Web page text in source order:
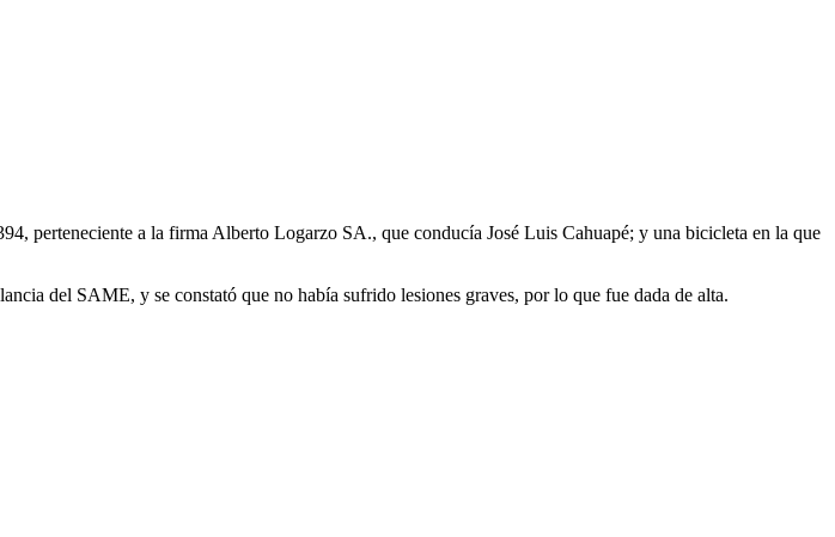
perteneciente a la firma Alberto Logarzo SA., que conducía José Luis Cahuapé; y una bicicleta en la que
del SAME, y se constató que no había sufrido lesiones graves, por lo que fue dada de alta.